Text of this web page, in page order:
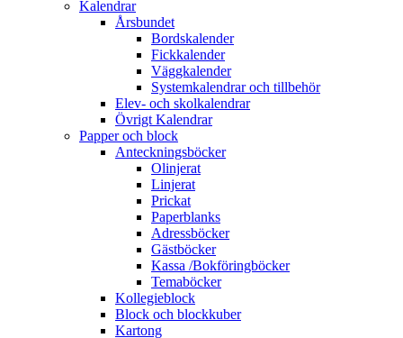
Kalendrar
Årsbundet
Bordskalender
Fickkalender
Väggkalender
Systemkalendrar och tillbehör
Elev- och skolkalendrar
Övrigt Kalendrar
Papper och block
Anteckningsböcker
Olinjerat
Linjerat
Prickat
Paperblanks
Adressböcker
Gästböcker
Kassa /Bokföringböcker
Temaböcker
Kollegieblock
Block och blockkuber
Kartong